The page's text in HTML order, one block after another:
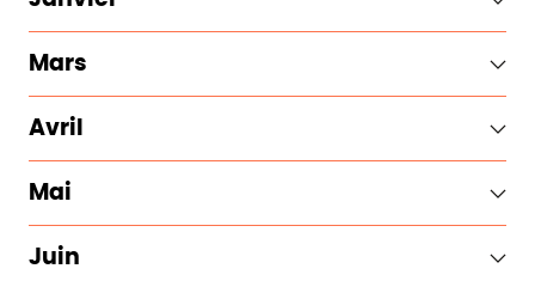
Mars
Avril
Mai
Juin